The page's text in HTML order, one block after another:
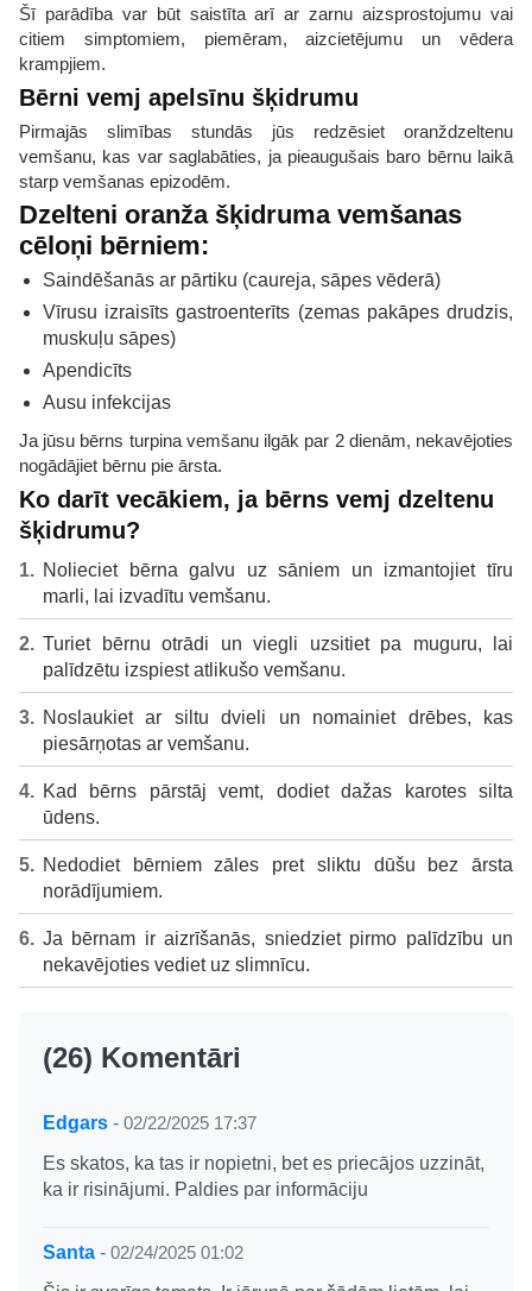
Šī parādība var būt saistīta arī ar zarnu aizsprostojumu vai
citiem simptomiem, piemēram, aizcietējumu un vēdera
krampjiem.
Bērni vemj apelsīnu šķidrumu
Pirmajās slimības stundās jūs redzēsiet oranždzeltenu
vemšanu, kas var saglabāties, ja pieaugušais baro bērnu laikā
starp vemšanas epizodēm.
Dzelteni oranža šķidruma vemšanas
cēloņi bērniem:
Saindēšanās ar pārtiku (caureja, sāpes vēderā)
Vīrusu izraisīts gastroenterīts (zemas pakāpes drudzis,
muskuļu sāpes)
Apendicīts
Ausu infekcijas
Ja jūsu bērns turpina vemšanu ilgāk par 2 dienām, nekavējoties
nogādājiet bērnu pie ārsta.
Ko darīt vecākiem, ja bērns vemj dzeltenu
šķidrumu?
Nolieciet bērna galvu uz sāniem un izmantojiet tīru
marli, lai izvadītu vemšanu.
Turiet bērnu otrādi un viegli uzsitiet pa muguru, lai
palīdzētu izspiest atlikušo vemšanu.
Noslaukiet ar siltu dvieli un nomainiet drēbes, kas
piesārņotas ar vemšanu.
Kad bērns pārstāj vemt, dodiet dažas karotes silta
ūdens.
Nedodiet bērniem zāles pret sliktu dūšu bez ārsta
norādījumiem.
Ja bērnam ir aizrīšanās, sniedziet pirmo palīdzību un
nekavējoties vediet uz slimnīcu.
(26) Komentāri
Edgars - 02/22/2025 17:37
Es skatos, ka tas ir nopietni, bet es priecājos uzzināt,
ka ir risinājumi. Paldies par informāciju
Santa - 02/24/2025 01:02